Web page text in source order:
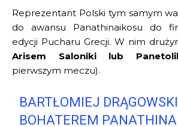
Reprezentant Polski tym samym
do awansu Panathinaikosu do
edycji Pucharu Grecji. W nim
Arisem Saloniki lub
pierwszym meczu).
BARTŁOMIEJ DRĄGOWSKI
BOHATEREM